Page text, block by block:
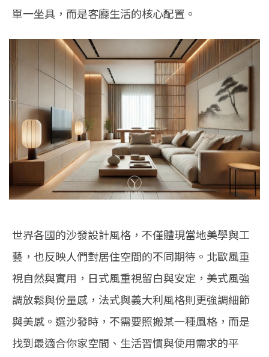
單一坐具，而是客廳生活的核心配置。
世界各國的沙發設計風格，不僅體現當地美學與工
藝，也反映人們對居住空間的不同期待。北歐風重
視自然與實用，日式風重視留白與安定，美式風強
調放鬆與份量感，法式與義大利風格則更強調細節
與美感。選沙發時，不需要照搬某一種風格，而是
找到最適合你家空間、生活習慣與使用需求的平